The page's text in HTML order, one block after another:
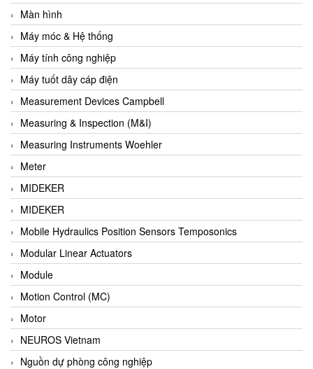
Bahr Modultechnik Vietnam
Balluff
BamBo Vietnam
Barel Vietnam
Barksdale
Bartec
Basco
Baumer
Baumuller Vietnam
Baykee
BBC Bircher Smart Access
BCS ITALY
BEA SENSORS
Beacon Extender
Beckhoff
Bedook
Bei Sensor
Màn hình
Máy móc & Hệ thống
Máy tính công nghiệp
Máy tuốt dây cáp điện
Measurement Devices Campbell
Measuring & Inspection (M&I)
Measuring Instruments Woehler
Meter
MIDEKER
MIDEKER
Mobile Hydraulics Position Sensors Temposonics
Modular Linear Actuators
Module
Motion Control (MC)
Motor
NEUROS Vietnam
Nguồn dự phòng công nghiệp